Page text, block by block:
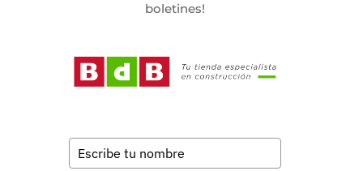
boletines!